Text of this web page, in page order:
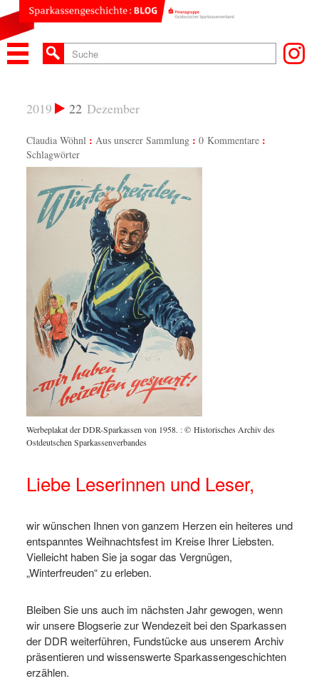
22 Dezember
2019
Claudia Wöhnl Aus unserer Sammlung
0 Kommentare
Schlagwörter
Werbeplakat der DDR-Sparkassen von 1958. :© Historisches Archiv des
Ostdeutschen Sparkassenverbandes
Liebe Leserinnen und Leser,
wir wünschen Ihnen von ganzem Herzen ein heiteres und
entspanntes Weihnachtsfest im Kreise Ihrer Liebsten.
Vielleicht haben Sie ja sogar das Vergnügen,
„Winterfreuden“ zu erleben.
Bleiben Sie uns auch im nächsten Jahr gewogen, wenn
wir unsere Blogserie zur Wendezeit bei den Sparkassen
der DDR weiterführen, Fundstücke aus unserem Archiv
präsentieren und wissenswerte Sparkassengeschichten
erzählen.